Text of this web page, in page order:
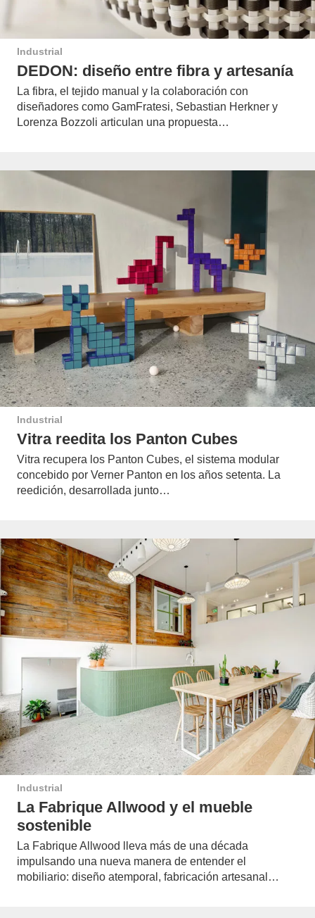
Industrial
DEDON: diseño entre fibra y artesanía
La fibra, el tejido manual y la colaboración con
diseñadores como GamFratesi, Sebastian Herkner y
Lorenza Bozzoli articulan una propuesta…
Industrial
Vitra reedita los Panton Cubes
Vitra recupera los Panton Cubes, el sistema modular
concebido por Verner Panton en los años setenta. La
reedición, desarrollada junto…
Industrial
La Fabrique Allwood y el mueble
sostenible
La Fabrique Allwood lleva más de una década
impulsando una nueva manera de entender el
mobiliario: diseño atemporal, fabricación artesanal…